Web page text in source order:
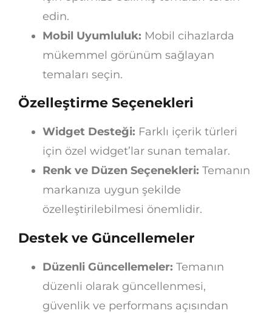
edin.
Mobil Uyumluluk: Mobil cihazlarda
mükemmel görünüm sağlayan
temaları seçin.
Özelleştirme Seçenekleri
Widget Desteği: Farklı içerik türleri
için özel widget’lar sunan temalar.
Renk ve Düzen Seçenekleri: Temanın
markanıza uygun şekilde
özelleştirilebilmesi önemlidir.
Destek ve Güncellemeler
Düzenli Güncellemeler: Temanın
düzenli olarak güncellenmesi,
güvenlik ve performans açısından